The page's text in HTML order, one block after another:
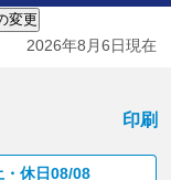
変更
2026年8月6日現在
印刷
・休日08/08